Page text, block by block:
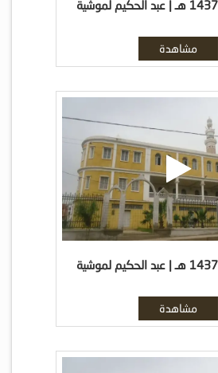
مشاهدة
مشاهدة